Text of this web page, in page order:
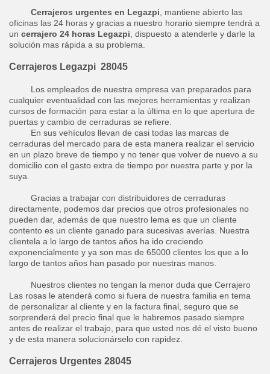
Cerrajeros urgentes en Legazpi, mantiene abierto las
oficinas las 24 horas y gracias a nuestro horario siempre tendrá a
un cerrajero 24 horas Legazpi, dispuesto a atenderle y darle la
solución mas rápida a su problema.
Cerrajeros Legazpi 28045
Los empleados de nuestra empresa van preparados para
cualquier eventualidad con las mejores herramientas y realizan
cursos de formación para estar a la última en lo que apertura de
puertas y cambio de cerraduras se refiere.
En sus vehículos llevan de casi todas las marcas de
cerraduras del mercado para de esta manera realizar el servicio
en un plazo breve de tiempo y no tener que volver de nuevo a su
domicilio con el gasto extra de tiempo por nuestra parte y por la
suya.
Gracias a trabajar con distribuidores de cerraduras
directamente, podemos dar precios que otros profesionales no
pueden dar, además de que nuestro lema es que un cliente
contento es un cliente ganado para sucesivas averías. Nuestra
clientela a lo largo de tantos años ha ido creciendo
exponencialmente y ya son mas de 65000 clientes los que a lo
largo de tantos años han pasado por nuestras manos.
Nuestros clientes no tengan la menor duda que Cerrajero
Las rosas le atenderá como si fuera de nuestra familia en tema
de personalizar al cliente y en la factura final, seguro que se
sorprenderá del precio final que le habremos pasado siempre
antes de realizar el trabajo, para que usted nos dé el visto bueno
y de esta manera solucionárselo con rapidez.
Cerrajeros Urgentes 28045